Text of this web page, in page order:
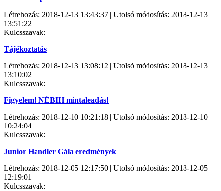
Létrehozás: 2018-12-13 13:43:37 | Utolsó módosítás: 2018-12-13
13:51:22
Kulcsszavak:
Tájékoztatás
Létrehozás: 2018-12-13 13:08:12 | Utolsó módosítás: 2018-12-13
13:10:02
Kulcsszavak:
Figyelem! NÉBIH mintaleadás!
Létrehozás: 2018-12-10 10:21:18 | Utolsó módosítás: 2018-12-10
10:24:04
Kulcsszavak:
Junior Handler Gála eredmények
Létrehozás: 2018-12-05 12:17:50 | Utolsó módosítás: 2018-12-05
12:19:01
Kulcsszavak: